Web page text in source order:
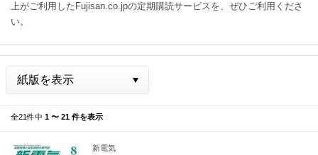
上がご利用したFujisan.co.jpの定期購読サービスを、ぜひご利用くださ
い。
全21件中 1 〜 21 件を表示
新電気